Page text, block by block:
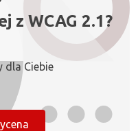
z WCAG 2.1?
dla Ciebie